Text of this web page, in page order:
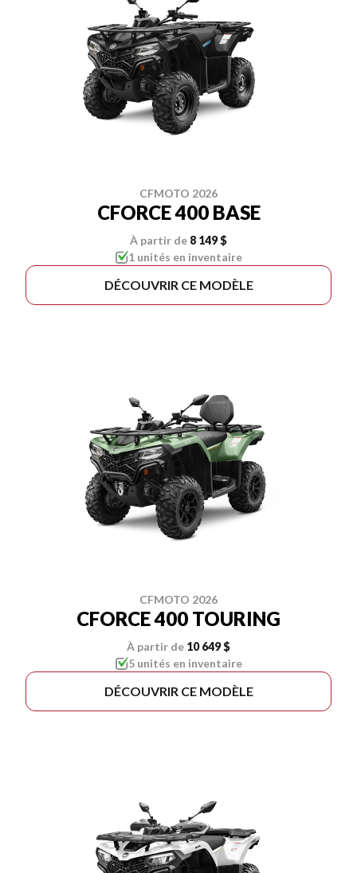
CFMOTO 2026
CFORCE 400 BASE
À partir de 8 149 $
1 unités en inventaire
DÉCOUVRIR CE MODÈLE
CFMOTO 2026
CFORCE 400 TOURING
À partir de 10 649 $
5 unités en inventaire
DÉCOUVRIR CE MODÈLE